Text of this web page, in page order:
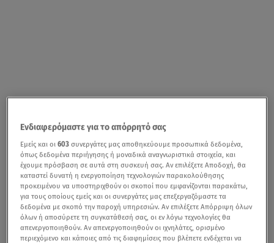
Ενδιαφερόμαστε για το απόρρητό σας
Εμείς και οι603 συνεργάτες μας αποθηκεύουμε προσωπικά δεδομένα,
όπως δεδομένα περιήγησης ή μοναδικά αναγνωριστικά στοιχεία, και
έχουμε πρόσβαση σε αυτά στη συσκευή σας. Αν επιλέξετε Αποδοχή, θα
καταστεί δυνατή η ενεργοποίηση τεχνολογιών παρακολούθησης
προκειμένου να υποστηριχθούν οι σκοποί που εμφανίζονται παρακάτω,
για τους οποίους εμείς και οι συνεργάτες μας επεξεργαζόμαστε τα
δεδομένα με σκοπό την παροχή υπηρεσιών. Αν επιλέξετε Απόρριψη όλων
όλων ή αποσύρετε τη συγκατάθεσή σας, οι εν λόγω τεχνολογίες θα
απενεργοποιηθούν. Αν απενεργοποιηθούν οι ιχνηλάτες, ορισμένο
περιεχόμενο και κάποιες από τις διαφημίσεις που βλέπετε ενδέχεται να